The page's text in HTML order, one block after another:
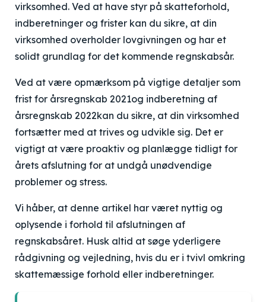
virksomhed. Ved at have styr på skatteforhold,
indberetninger og frister kan du sikre, at din
virksomhed overholder lovgivningen og har et
solidt grundlag for det kommende regnskabsår.
Ved at være opmærksom på vigtige detaljer som
frist for årsregnskab 2021og indberetning af
årsregnskab 2022kan du sikre, at din virksomhed
fortsætter med at trives og udvikle sig. Det er
vigtigt at være proaktiv og planlægge tidligt for
årets afslutning for at undgå unødvendige
problemer og stress.
Vi håber, at denne artikel har været nyttig og
oplysende i forhold til afslutningen af
regnskabsåret. Husk altid at søge yderligere
rådgivning og vejledning, hvis du er i tvivl omkring
skattemæssige forhold eller indberetninger.